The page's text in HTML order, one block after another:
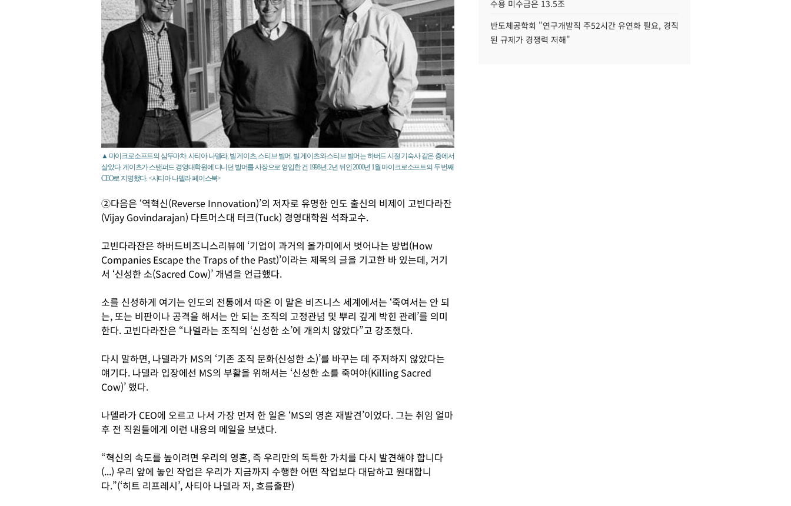
▲ 마이크로소프트의 삼두마차. 사티아 나델라, 빌 게이츠, 스티브 발머. 빌 게이츠와 스티브 발머는 하버드 시절 기숙사 같은 층에서
살았다. 게이츠가 스탠퍼드 경영대학원에 다니던 발머를 사장으로 영입한 건 1998년. 2년 뒤인 2000년 1월 마이크로소프트의 두 번째
CEO로 지명했다. <사티아 나델라 페이스북>
②다음은 ‘역혁신(Reverse Innovation)’의 저자로 유명한 인도 출신의 비제이 고빈다라잔
(Vijay Govindarajan) 다트머스대 터크(Tuck) 경영대학원 석좌교수.
고빈다라잔은 하버드비즈니스리뷰에 ‘기업이 과거의 올가미에서 벗어나는 방법(How
Companies Escape the Traps of the Past)’이라는 제목의 글을 기고한 바 있는데, 거기
서 ‘신성한 소(Sacred Cow)’ 개념을 언급했다.
소를 신성하게 여기는 인도의 전통에서 따온 이 말은 비즈니스 세계에서는 ‘죽여서는 안 되
는, 또는 비판이나 공격을 해서는 안 되는 조직의 고정관념 및 뿌리 깊게 박힌 관례’를 의미
한다. 고빈다라잔은 “나델라는 조직의 ‘신성한 소’에 개의치 않았다”고 강조했다.
다시 말하면, 나델라가 MS의 ‘기존 조직 문화(신성한 소)’를 바꾸는 데 주저하지 않았다는
얘기다. 나델라 입장에선 MS의 부활을 위해서는 ‘신성한 소를 죽여야(Killing Sacred
Cow)’ 했다.
나델라가 CEO에 오르고 나서 가장 먼저 한 일은 ‘MS의 영혼 재발견’이었다. 그는 취임 얼마
후 전 직원들에게 이런 내용의 메일을 보냈다.
“혁신의 속도를 높이려면 우리의 영혼, 즉 우리만의 독특한 가치를 다시 발견해야 합니다
(...) 우리 앞에 놓인 작업은 우리가 지금까지 수행한 어떤 작업보다 대담하고 원대합니
다.”(‘히트 리프레시’, 사티아 나델라 저, 흐름출판)
수용 미수금은 13.5조
반도체공학회 "연구개발직 주52시간 유연화 필요, 경직
된 규제가 경쟁력 저해"